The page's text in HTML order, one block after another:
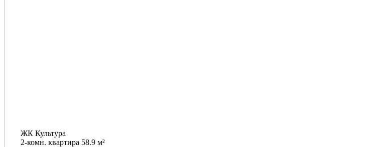
ЖК Культура
2-комн. квартира 58.9 м²